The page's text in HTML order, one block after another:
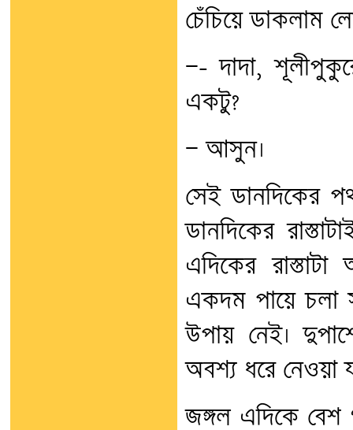
চেঁচিয়ে ডাকলাম
—- দাদা,
একটু?
— আসুন।
সেই ডানদিকের
ডানদিকের
এদিকের
একদম পায়ে চলা
উপায় নেই।
অবশ্য ধরে নেওয়া
জঙ্গল এদিকে